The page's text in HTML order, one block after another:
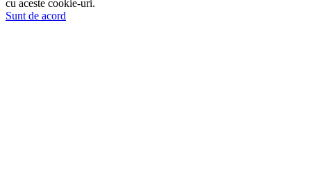
cu aceste cookie-uri.
Sunt de acord